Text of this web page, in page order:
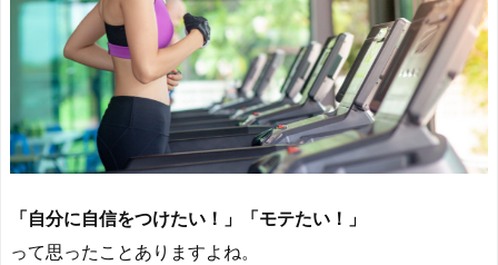
「自分に自信をつけたい！」「モテたい！」
って思ったことありますよね。